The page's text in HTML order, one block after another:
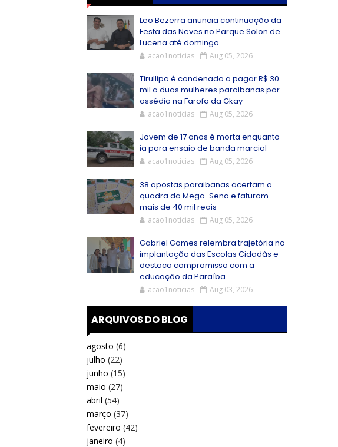
Leo Bezerra anuncia continuação da
Festa das Neves no Parque Solon de
Lucena até domingo
acao1noticias Aug 05, 2026
Tirullipa é condenado a pagar R$ 30
mil a duas mulheres paraibanas por
assédio na Farofa da Gkay
acao1noticias Aug 05, 2026
Jovem de 17 anos é morta enquanto
ia para ensaio de banda marcial
acao1noticias Aug 05, 2026
38 apostas paraibanas acertam a
quadra da Mega-Sena e faturam
mais de 40 mil reais
acao1noticias Aug 05, 2026
Gabriel Gomes relembra trajetória na
implantação das Escolas Cidadãs e
destaca compromisso com a
educação da Paraíba.
acao1noticias Aug 03, 2026
ARQUIVOS DO BLOG
agosto (6)
julho (22)
junho (15)
maio (27)
abril (54)
março (37)
fevereiro (42)
janeiro (4)